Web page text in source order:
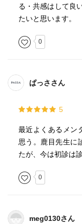
る・共感はして良
たいと思います。
0
ぱっささん
5
最近よくあるメン
思う。鹿目先生に
たが、今は初診は
0
meg0130さん